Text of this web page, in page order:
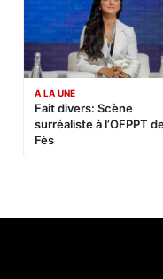
A LA UNE
Fait divers: Scène
surréaliste à l’OFPPT
Fès